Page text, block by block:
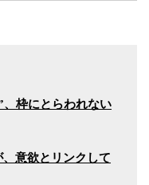
、枠にとらわれない
意欲とリンクして